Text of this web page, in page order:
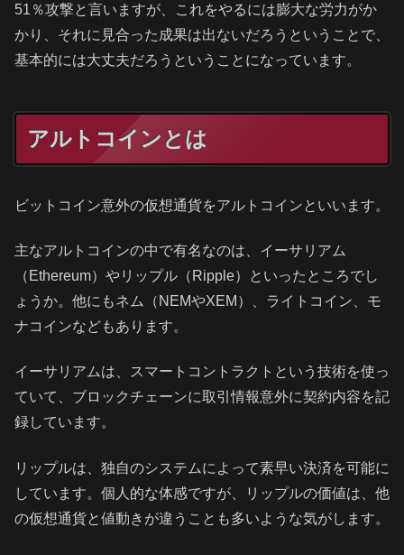
51％攻撃と言いますが、これをやるには膨大な労力がか
かり、それに見合った成果は出ないだろうということで、
基本的には大丈夫だろうということになっています。
アルトコインとは
ビットコイン意外の仮想通貨をアルトコインといいます。
主なアルトコインの中で有名なのは、イーサリアム
（Ethereum）やリップル（Ripple）といったところでし
ょうか。他にもネム（NEMやXEM）、ライトコイン、モ
ナコインなどもあります。
イーサリアムは、スマートコントラクトという技術を使っ
ていて、ブロックチェーンに取引情報意外に契約内容を記
録しています。
リップルは、独自のシステムによって素早い決済を可能に
しています。個人的な体感ですが、リップルの価値は、他
の仮想通貨と値動きが違うことも多いような気がします。